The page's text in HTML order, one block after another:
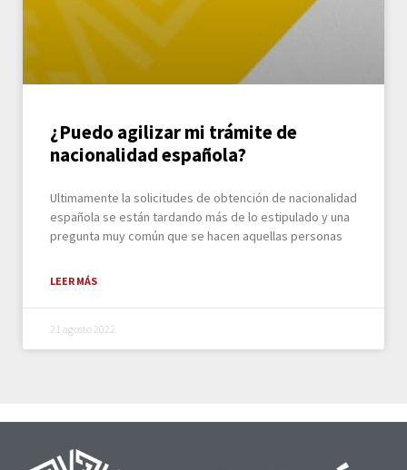
¿Puedo agilizar mi trámite de
nacionalidad española?
Ultimamente la solicitudes de obtención de nacionalidad
española se están tardando más de lo estipulado y una
pregunta muy común que se hacen aquellas personas
LEER MÁS
21 agosto 2022